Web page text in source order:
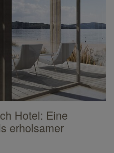
sowie die Formgebung
Hotel: Eine
erholsamer